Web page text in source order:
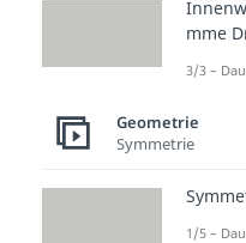
mme
3/3 –
Geometrie
Symmetrie
1/5 –